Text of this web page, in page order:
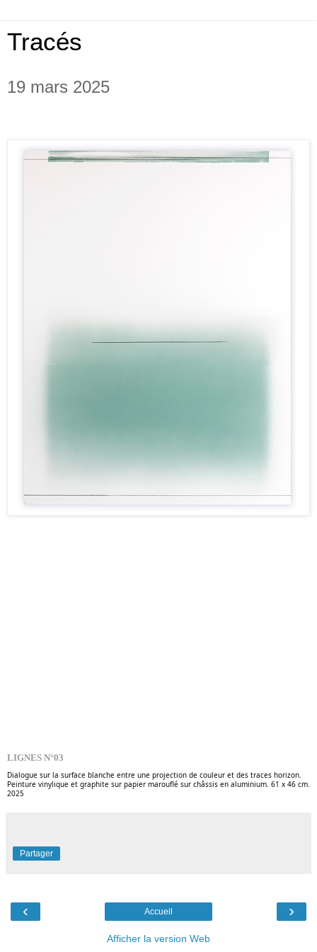
Tracés
19 mars 2025
LIGNES N°03
Dialogue sur la surface blanche entre une projection de couleur et des traces horizon.
Peinture vinylique et graphite sur papier marouflé sur châssis en aluminium. 61 x 46 cm.
2025
Partager
‹ ›
Accueil
Afficher la version Web